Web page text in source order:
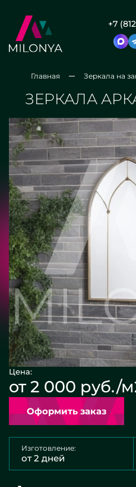
+7
Главная Зеркала на
ЗЕРКАЛА
Цена:
от 2 000 руб./
Оформить заказ
Изготовление:
от 2 дней